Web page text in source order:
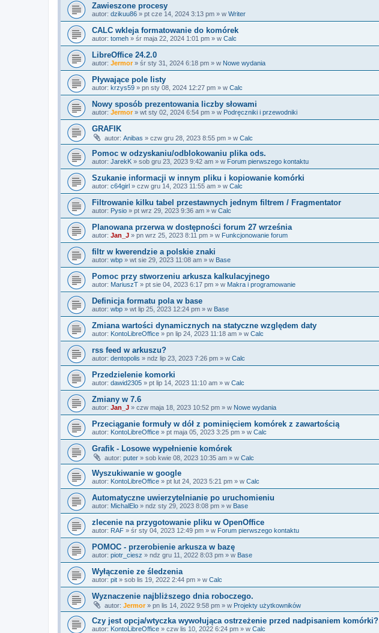
Zawieszone procesy
autor: dzikuu86 » pt cze 14, 2024 3:13 pm » w Writer
CALC wkleja formatowanie do komórek
autor: tomeh » śr maja 22, 2024 1:01 pm » w Calc
LibreOffice 24.2.0
autor: Jermor» śr sty 31, 2024 6:18 pm » w Nowe wydania
Pływające pole listy
autor: krzys59 » pn sty 08, 2024 12:27 pm » w Calc
Nowy sposób prezentowania liczby słowami
autor: Jermor» wt sty 02, 2024 6:54 pm » w Podręczniki i przewodniki
GRAFIK
autor: Anibas » czw gru 28, 2023 8:55 pm » w Calc
Pomoc w odzyskaniu/odblokowaniu plika ods.
autor: JarekK » sob gru 23, 2023 9:42 am » w Forum pierwszego kontaktu
Szukanie informacji w innym pliku i kopiowanie komórki
autor: c64girl » czw gru 14, 2023 11:55 am » w Calc
Filtrowanie kilku tabel przestawnych jednym filtrem / Fragmentator
autor: Pysio » pt wrz 29, 2023 9:36 am » w Calc
Planowana przerwa w dostępności forum 27 września
autor: Jan_J » pn wrz 25, 2023 8:11 pm » w Funkcjonowanie forum
filtr w kwerendzie a polskie znaki
autor: wbp » wt sie 29, 2023 11:08 am » w Base
Pomoc przy stworzeniu arkusza kalkulacyjnego
autor: MariuszT » pt sie 04, 2023 6:17 pm » w Makra i programowanie
Definicja formatu pola w base
autor: wbp » wt lip 25, 2023 12:24 pm » w Base
Zmiana wartości dynamicznych na statyczne względem daty
autor: KontoLibreOffice » pn lip 24, 2023 11:18 am » w Calc
rss feed w arkuszu?
autor: dentopolis » ndz lip 23, 2023 7:26 pm » w Calc
Przedzielenie komorki
autor: dawid2305 » pt lip 14, 2023 11:10 am » w Calc
Zmiany w 7.6
autor: Jan_J » czw maja 18, 2023 10:52 pm » w Nowe wydania
Przeciąganie formuły w dół z pominięciem komórek z zawartością
autor: KontoLibreOffice » pt maja 05, 2023 3:25 pm » w Calc
Grafik - Losowe wypełnienie komórek
autor: puter » sob kwie 08, 2023 10:35 am » w Calc
Wyszukiwanie w google
autor: KontoLibreOffice » pt lut 24, 2023 5:21 pm » w Calc
Automatyczne uwierzytelnianie po uruchomieniu
autor: MichalElo » ndz sty 29, 2023 8:08 pm » w Base
zlecenie na przygotowanie pliku w OpenOffice
autor: RAF » śr sty 04, 2023 12:49 pm » w Forum pierwszego kontaktu
POMOC - przerobienie arkusza w bazę
autor: piotr_ciesz » ndz gru 11, 2022 8:03 pm » w Base
Wyłączenie ze śledzenia
autor: pit » sob lis 19, 2022 2:44 pm » w Calc
Wyznaczenie najbliższego dnia roboczego.
autor: Jermor» pn lis 14, 2022 9:58 pm » w Projekty użytkowników
Czy jest opcja/wtyczka wywołująca ostrzeżenie przed nadpisaniem komórki?
autor: KontoLibreOffice » czw lis 10, 2022 6:24 pm » w Calc